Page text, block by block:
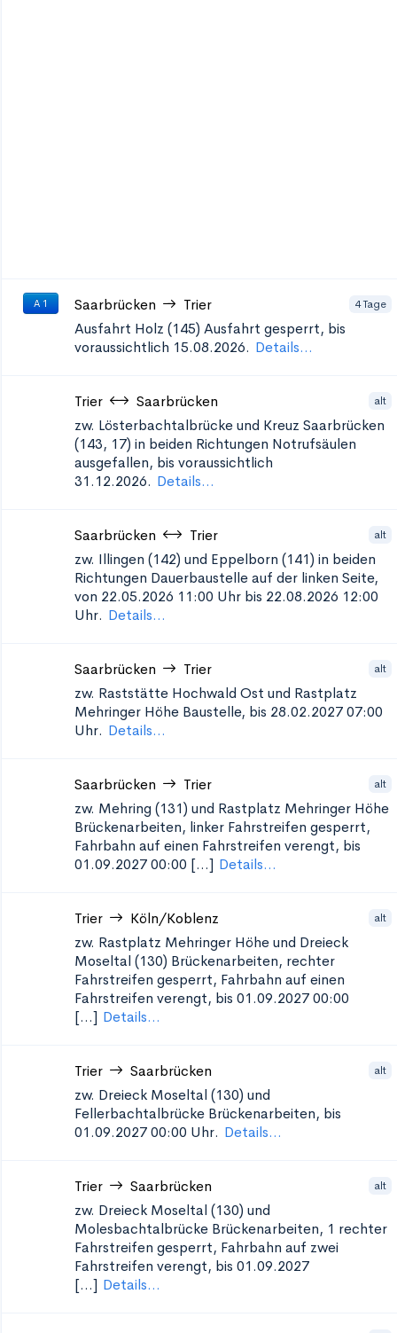
A 1 Saarbrücken Trier 4 Tage
Ausfahrt Holz (145) Ausfahrt gesperrt, bis
voraussichtlich 15.08.2026. Details...
Trier Saarbrücken alt
zw. Lösterbachtalbrücke und Kreuz Saarbrücken
(143, 17) in beiden Richtungen Notrufsäulen
ausgefallen, bis voraussichtlich
31.12.2026. Details...
Saarbrücken Trier alt
zw. Illingen (142) und Eppelborn (141) in beiden
Richtungen Dauerbaustelle auf der linken Seite,
von 22.05.2026 11:00 Uhr bis 22.08.2026 12:00
Uhr. Details...
Saarbrücken Trier alt
zw. Raststätte Hochwald Ost und Rastplatz
Mehringer Höhe Baustelle, bis 28.02.2027 07:00
Uhr. Details...
Saarbrücken Trier alt
zw. Mehring (131) und Rastplatz Mehringer Höhe
Brückenarbeiten, linker Fahrstreifen gesperrt,
Fahrbahn auf einen Fahrstreifen verengt, bis
01.09.2027 00:00 [...] Details...
Trier Köln/Koblenz alt
zw. Rastplatz Mehringer Höhe und Dreieck
Moseltal (130) Brückenarbeiten, rechter
Fahrstreifen gesperrt, Fahrbahn auf einen
Fahrstreifen verengt, bis 01.09.2027 00:00
[...] Details...
Trier Saarbrücken alt
zw. Dreieck Moseltal (130) und
Fellerbachtalbrücke Brückenarbeiten, bis
01.09.2027 00:00 Uhr. Details...
Trier Saarbrücken alt
zw. Dreieck Moseltal (130) und
Molesbachtalbrücke Brückenarbeiten, 1 rechter
Fahrstreifen gesperrt, Fahrbahn auf zwei
Fahrstreifen verengt, bis 01.09.2027
[...] Details...